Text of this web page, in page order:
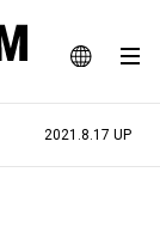
JA
EN
マガジン
2021.8.17 UP